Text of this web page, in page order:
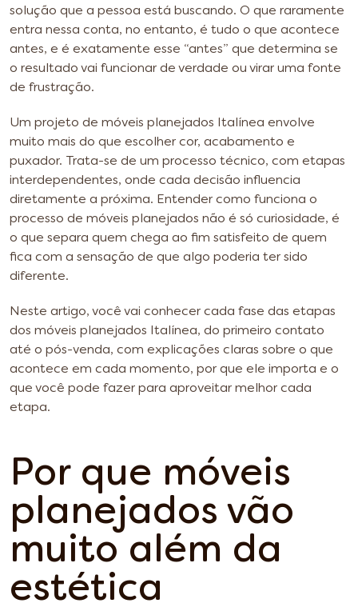
solução que a pessoa está buscando. O que raramente
entra nessa conta, no entanto, é tudo o que acontece
antes, e é exatamente esse “antes” que determina se
o resultado vai funcionar de verdade ou virar uma fonte
de frustração.
Um projeto de móveis planejados Italínea envolve
muito mais do que escolher cor, acabamento e
puxador. Trata-se de um processo técnico, com etapas
interdependentes, onde cada decisão influencia
diretamente a próxima. Entender como funciona o
processo de móveis planejados não é só curiosidade, é
o que separa quem chega ao fim satisfeito de quem
fica com a sensação de que algo poderia ter sido
diferente.
Neste artigo, você vai conhecer cada fase das etapas
dos móveis planejados Italínea, do primeiro contato
até o pós-venda, com explicações claras sobre o que
acontece em cada momento, por que ele importa e o
que você pode fazer para aproveitar melhor cada
etapa.
Por que móveis
planejados vão
muito além da
estética